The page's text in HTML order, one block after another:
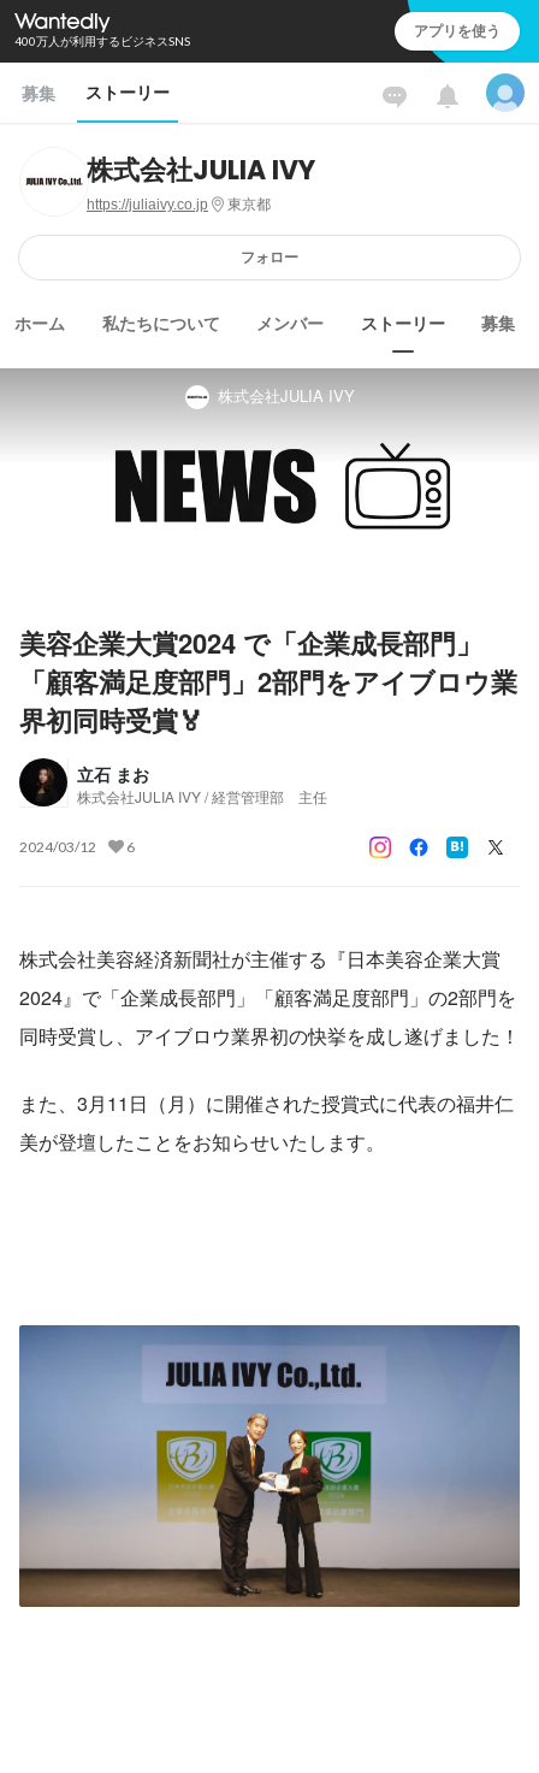
400万人が利用するビジネスSNS アプリを使う
募集 ストーリー
株式会社JULIA IVY
https://juliaivy.co.jp 東京都
フォロー
ホーム 私たちについて メンバー ストーリー 募集
株式会社JULIA IVY
美容企業大賞2024 で「企業成長部門」
「顧客満足度部門」2部門をアイブロウ業
界初同時受賞🏅
立石 まお
株式会社JULIA IVY / 経営管理部 主任
2024/03/12 6
株式会社美容経済新聞社が主催する『日本美容企業大賞
2024』で「企業成長部門」「顧客満足度部門」の2部門を
同時受賞し、アイブロウ業界初の快挙を成し遂げました！
また、3月11日（月）に開催された授賞式に代表の福井仁
美が登壇したことをお知らせいたします。